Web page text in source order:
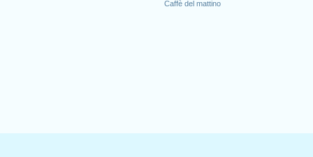
Caffè del mattino